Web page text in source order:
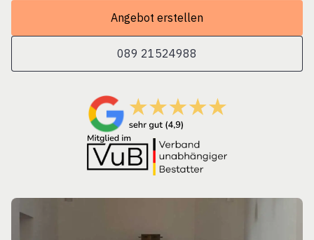
Angebot erstellen
089 21524988